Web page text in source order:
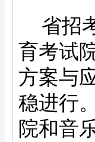
省招
育考试
方案与
稳进行
院和音